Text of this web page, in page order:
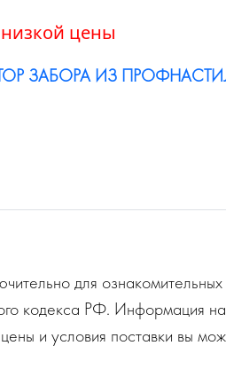
низкой цены
ЗАБОРА ИЗ
для
кодекса РФ. Информация
и условия поставки вы